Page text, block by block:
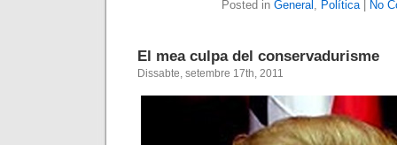
Posted in General , Política| No
El mea culpa del conservadurisme
Dissabte, setembre 17th, 2011